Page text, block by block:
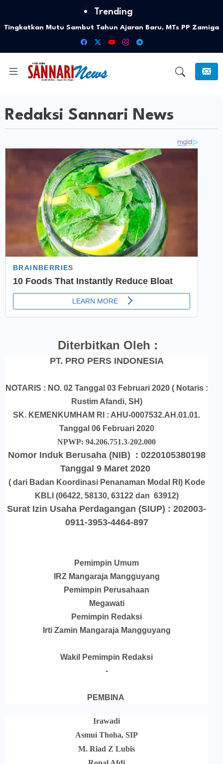
Trending
Tingkatkan Mutu Sambut Tahun Ajaran Baru, MTs PP Zamiga
Pasbar Gelar Bimbingan Intensif bagi Guru
Redaksi Sannari News
Diterbitkan Oleh :
PT. PRO PERS INDONESIA
NOTARIS : NO. 02 Tanggal 03 Februari 2020 ( Notaris :
Rustim Afandi, SH)
SK. KEMENKUMHAM RI : AHU-0007532.AH.01.01.
Tanggal 06 Februari 2020
NPWP: 94.206.751.3-202.000
Nomor Induk Berusaha (NIB) : 0220105380198
Tanggal 9 Maret 2020
( dari Badan Koordinasi Penanaman Modal RI) Kode
KBLI (06422, 58130, 63122 dan 63912)
Surat Izin Usaha Perdagangan (SIUP) : 202003-
0911-3953-4464-897
Pemimpin Umum
IRZ Mangaraja Mangguyang
Pemimpin Perusahaan
Megawati
Pemimpin Redaksi
Irti Zamin Mangaraja Mangguyang
Wakil Pemimpin Redaksi
-
PEMBINA
Irawadi
Asmui Thoha, SIP
M. Riad Z Lubis